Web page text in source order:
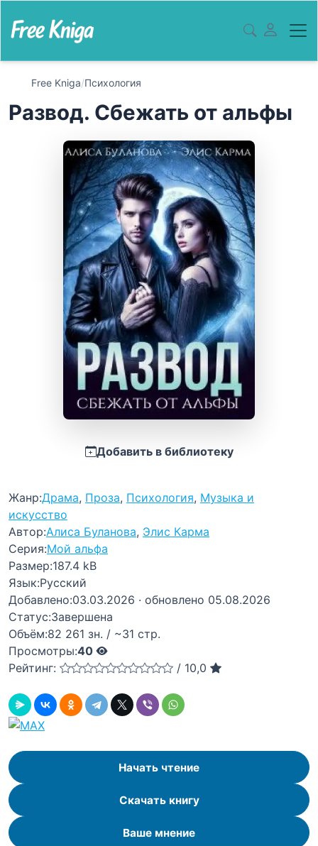
Free Kniga/Психология
Развод. Сбежать от альфы
Добавить в библиотеку
Жанр:Драма, Проза, Психология, Музыка и
искусство
Автор:Алиса Буланова, Элис Карма
Серия:Мой альфа
Размер:187.4 kB
Язык:Русский
Добавлено:03.03.2026 · обновлено 05.08.2026
Статус:Завершена
Объём:82 261 зн. / ~31 стр.
Просмотры:40
Рейтинг:
/ 10,0
Начать чтение
Скачать книгу
Ваше мнение